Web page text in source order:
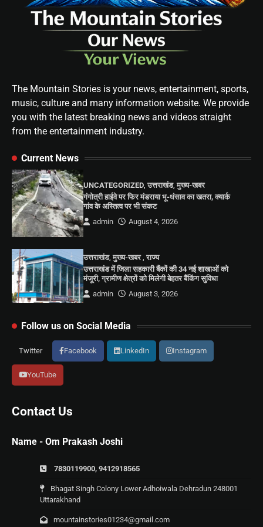
The Mountain Stories is your news, entertainment, sports,
music, culture and many information website. We provide
you with the latest breaking news and videos straight
from the entertainment industry.
Current News
UNCATEGORIZED ,उत्तराखंड,मुख्य-खबर
गंगोत्री हाईवे पर फिर मंडराया भू-धंसाव का खतरा, क्यार्क
गांव के अस्तित्व पर भी संकट
admin
August 4, 2026
उत्तराखंड,मुख्य-खबर,राज्य
उत्तराखंड में जिला सहकारी बैंकों की 34 नई शाखाओं को
मंजूरी, ग्रामीण क्षेत्रों को मिलेगी बेहतर बैंकिंग सुविधा
admin
August 3, 2026
Follow us on Social Media
Twitter Facebook LinkedIn Instagram
YouTube
Contact Us
Name - Om Prakash Joshi
7830119900, 9412918565
Bhagat Singh Colony Lower Adhoiwala Dehradun 248001
Uttarakhand
mountainstories01234@gmail.com